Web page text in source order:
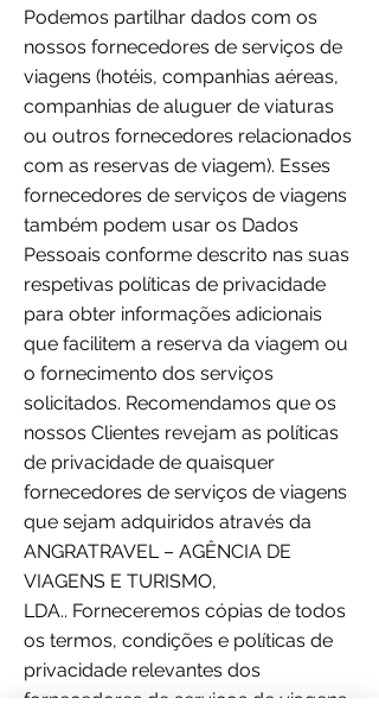
Podemos partilhar dados com os
nossos fornecedores de serviços de
viagens (hotéis, companhias aéreas,
companhias de aluguer de viaturas
ou outros fornecedores relacionados
com as reservas de viagem). Esses
fornecedores de serviços de viagens
também podem usar os Dados
Pessoais conforme descrito nas suas
respetivas políticas de privacidade
para obter informações adicionais
que facilitem a reserva da viagem ou
o fornecimento dos serviços
solicitados. Recomendamos que os
nossos Clientes revejam as políticas
de privacidade de quaisquer
fornecedores de serviços de viagens
que sejam adquiridos através da
ANGRATRAVEL – AGÊNCIA DE
VIAGENS E TURISMO,
LDA.. Forneceremos cópias de todos
os termos, condições e políticas de
privacidade relevantes dos
fornecedores de serviços de viagens,